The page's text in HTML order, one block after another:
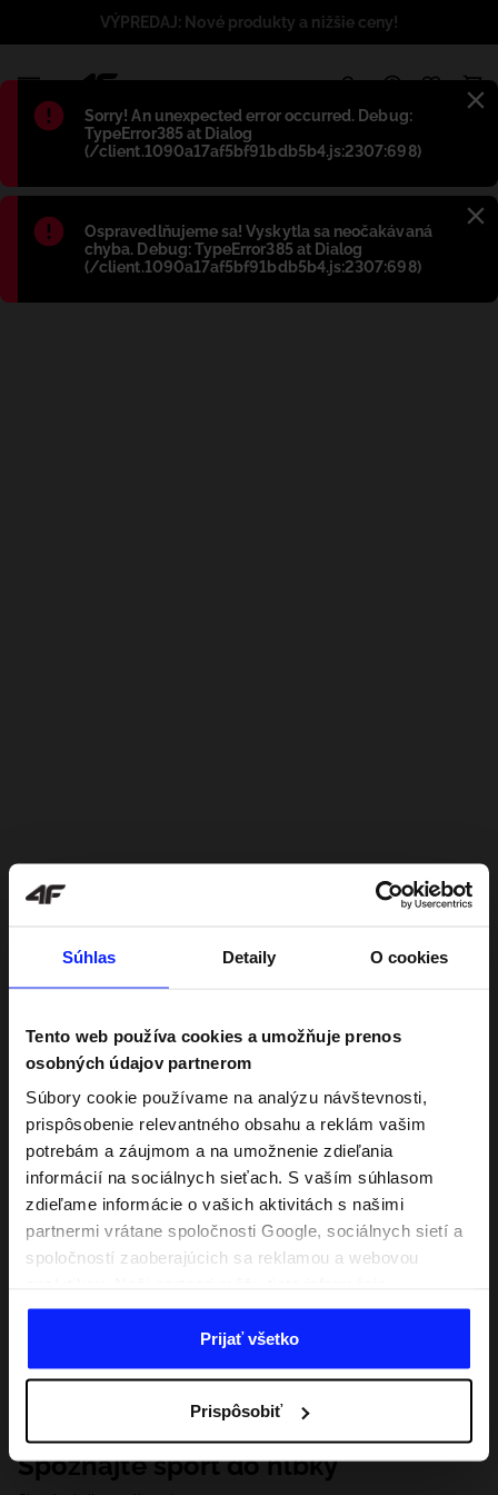
Súhlas Detaily O cookies
Tento web používa cookies a umožňuje prenos
osobných údajov partnerom
Súbory cookie používame na analýzu návštevnosti,
prispôsobenie relevantného obsahu a reklám vašim
potrebám a záujmom a na umožnenie zdieľania
informácií na sociálnych sieťach. S vaším súhlasom
zdieľame informácie o vašich aktivitách s našimi
partnermi vrátane spoločnosti Google, sociálnych sietí a
spoločností zaoberajúcich sa reklamou a webovou
kombinovať s inými, ktoré poskytnete mimo tejto
webovej stránky, ako aj s údajmi, ktoré získajú v
dôsledku vášho používania ich služieb. S vaším
našim partnerom, aby sme zacielili a zlepšili spôsob
zobrazovania online reklamy, vykonali analytický
prieskum, upravili obsah a zlepšili riešenia ponúkané
Prijať všetko
Prispôsobiť
Błąd:
Sorry! An unexpected error occurred. Debug:
TypeError385 at Dialog
(/client.1090a17af5bf91bdb5b4.js:2307:698)
Błąd:
Ospravedlňujeme sa! Vyskytla sa neočakávaná
chyba. Debug: TypeError385 at Dialog
(/client.1090a17af5bf91bdb5b4.js:2307:698)
VÝPREDAJ: Nové produkty a nižšie ceny!
Spoznajte šport do hĺbky